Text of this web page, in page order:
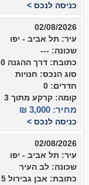
כניסה לנכס >
02/08/2026
עיר: תל אביב - יפו
שכונה: ---
כתובת: דרך ההגנה 60
סוג הנכס: חנויות
חדרים: 0
קומה: קרקע מתוך 3
מחיר: 3,000 ₪
כניסה לנכס >
02/08/2026
עיר: תל אביב - יפו
שכונה: לב העיר
כתובת: אבן גבירול 5